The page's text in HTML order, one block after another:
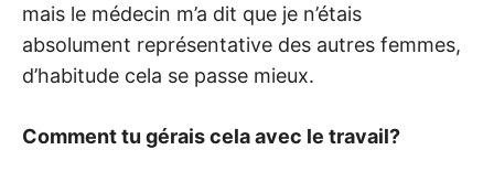
mais le médecin m’a dit que je n’étais
absolument représentative des autres femmes,
d’habitude cela se passe mieux.
Comment tu gérais cela avec le travail?